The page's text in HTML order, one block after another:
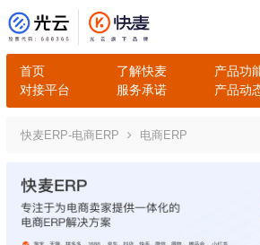
首页 了解快麦 产品功
对接平台
服务承诺 产品动
快麦ERP-电商ERP 电商ERP